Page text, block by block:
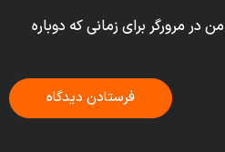
در مرورگر برای زمانی که دوباره